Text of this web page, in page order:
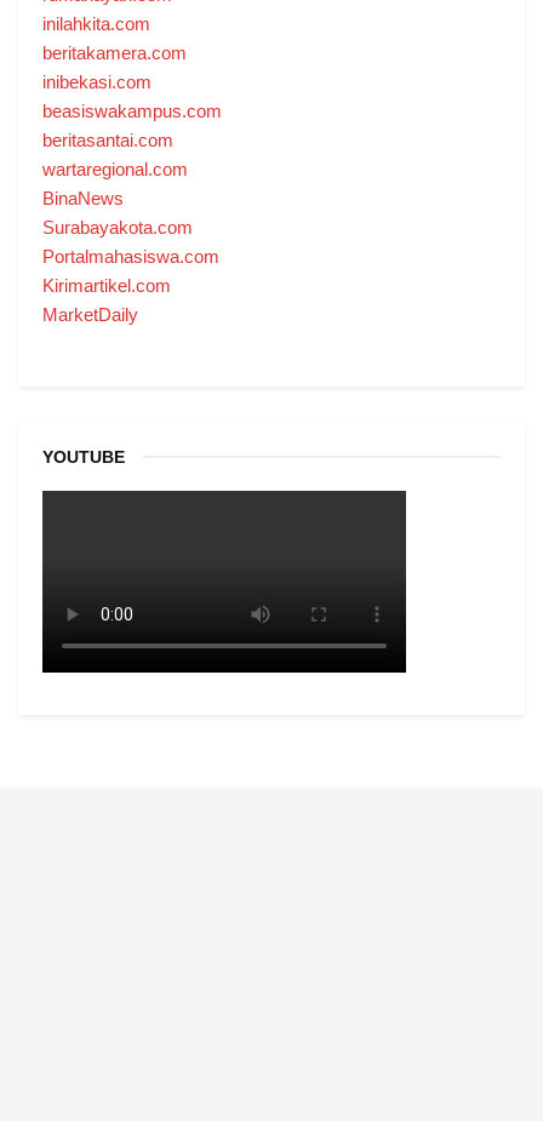
inilahkita.com
beritakamera.com
inibekasi.com
beasiswakampus.com
beritasantai.com
wartaregional.com
BinaNews
Surabayakota.com
Portalmahasiswa.com
Kirimartikel.com
MarketDaily
YOUTUBE